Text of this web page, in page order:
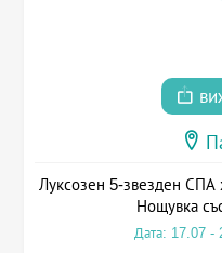
Луксозен 5-звезден СПА
Нощувка
Дата: 17.07 -